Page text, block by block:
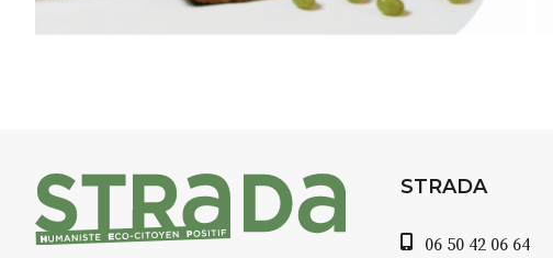
8h : rendez-vous au point de départ
Et si le temps se gâte : un atelier abrité
permettra de continuer à créer.
STRADA
06 50 42 06 64